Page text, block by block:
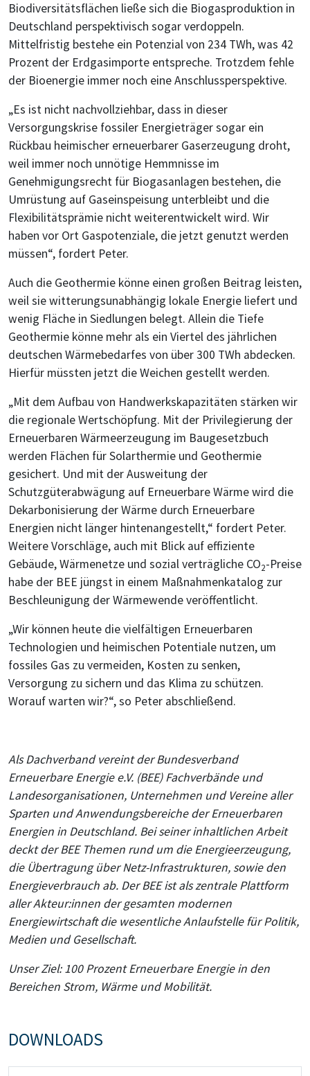
Biodiversitätsflächen ließe sich die Biogasproduktion in
Deutschland perspektivisch sogar verdoppeln.
Mittelfristig bestehe ein Potenzial von 234 TWh, was 42
Prozent der Erdgasimporte entspreche. Trotzdem fehle
der Bioenergie immer noch eine Anschlussperspektive.
„Es ist nicht nachvollziehbar, dass in dieser
Versorgungskrise fossiler Energieträger sogar ein
Rückbau heimischer erneuerbarer Gaserzeugung droht,
weil immer noch unnötige Hemmnisse im
Genehmigungsrecht für Biogasanlagen bestehen, die
Umrüstung auf Gaseinspeisung unterbleibt und die
Flexibilitätsprämie nicht weiterentwickelt wird. Wir
haben vor Ort Gaspotenziale, die jetzt genutzt werden
müssen“, fordert Peter.
Auch die Geothermie könne einen großen Beitrag leisten,
weil sie witterungsunabhängig lokale Energie liefert und
wenig Fläche in Siedlungen belegt. Allein die Tiefe
Geothermie könne mehr als ein Viertel des jährlichen
deutschen Wärmebedarfes von über 300 TWh abdecken.
Hierfür müssten jetzt die Weichen gestellt werden.
„Mit dem Aufbau von Handwerkskapazitäten stärken wir
die regionale Wertschöpfung. Mit der Privilegierung der
Erneuerbaren Wärmeerzeugung im Baugesetzbuch
werden Flächen für Solarthermie und Geothermie
gesichert. Und mit der Ausweitung der
Schutzgüterabwägung auf Erneuerbare Wärme wird die
Dekarbonisierung der Wärme durch Erneuerbare
Energien nicht länger hintenangestellt,“ fordert Peter.
Weitere Vorschläge, auch mit Blick auf effiziente
Gebäude, Wärmenetze und sozial verträgliche CO2-Preise
habe der BEE jüngst in einem Maßnahmenkatalog zur
Beschleunigung der Wärmewende veröffentlicht.
„Wir können heute die vielfältigen Erneuerbaren
Technologien und heimischen Potentiale nutzen, um
fossiles Gas zu vermeiden, Kosten zu senken,
Versorgung zu sichern und das Klima zu schützen.
Worauf warten wir?“, so Peter abschließend.
Als Dachverband vereint der Bundesverband
Erneuerbare Energie e.V. (BEE) Fachverbände und
Landesorganisationen, Unternehmen und Vereine aller
Sparten und Anwendungsbereiche der Erneuerbaren
Energien in Deutschland. Bei seiner inhaltlichen Arbeit
deckt der BEE Themen rund um die Energieerzeugung,
die Übertragung über Netz-Infrastrukturen, sowie den
Energieverbrauch ab. Der BEE ist als zentrale Plattform
aller Akteur:innen der gesamten modernen
Energiewirtschaft die wesentliche Anlaufstelle für Politik,
Medien und Gesellschaft.
Unser Ziel: 100 Prozent Erneuerbare Energie in den
Bereichen Strom, Wärme und Mobilität.
DOWNLOADS